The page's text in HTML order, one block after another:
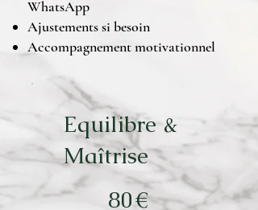
WhatsApp
Ajustements si besoin
Accompagnement motivationnel
Equilibre &
Maîtrise
€
80